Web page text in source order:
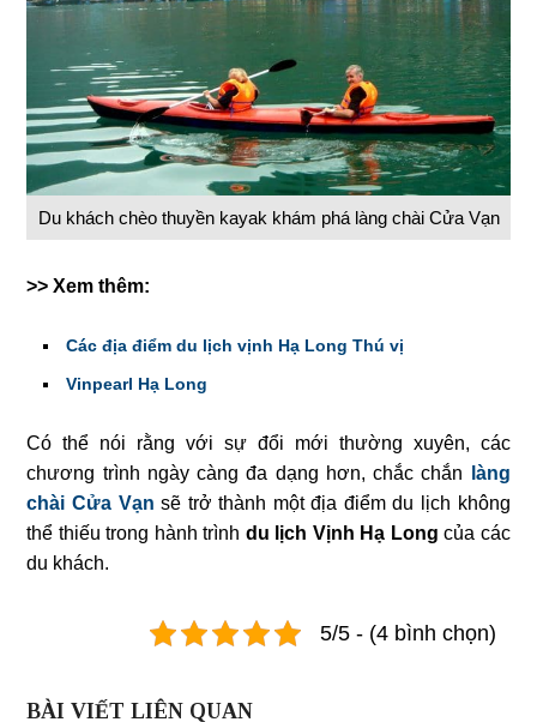
Du khách chèo thuyền kayak khám phá làng chài Cửa Vạn
>> Xem thêm:
Các địa điểm du lịch vịnh Hạ Long Thú vị
Vinpearl Hạ Long
Có thể nói rằng với sự đổi mới thường xuyên, các
chương trình ngày càng đa dạng hơn, chắc chắn
làng
chài Cửa Vạn sẽ trở thành một địa điểm du lịch không
thể thiếu trong hành trình du lịch Vịnh Hạ Long của các
du khách.
5/5 - (4 bình chọn)
BÀI VIẾT LIÊN QUAN